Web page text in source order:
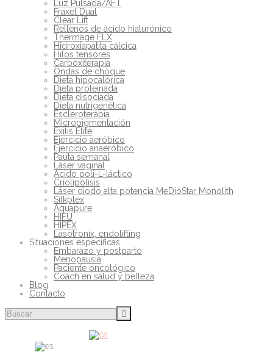
Luz Pulsada/AFT
Fraxel Dual
Clear Lift
Rellenos de ácido hialurónico
Thermage FLX
Hidroxiapatita cálcica
Hilos tensores
Carboxiterapia
Ondas de choque
Dieta hipocalórica
Dieta proteinada
Dieta disociada
Dieta nutrigenética
Escleroterapia
Micropigmentación
Exilis Elite
Ejercicio aeróbico
Ejercicio anaeróbico
Pauta semanal
Láser vaginal
Ácido poli-L-láctico
Criolipólisis
Láser diodo alta potencia MeDioStar Monolith
Silkplex
Aquapure
HIFU
HIPEX
Lasotronix, endolifting
Situaciones específicas
Embarazo y postparto
Menopausia
Paciente oncológico
Coach en salud y belleza
Blog
Contacto